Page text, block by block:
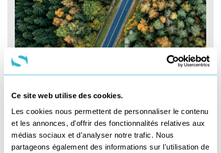
Ce site web utilise des cookies.
Les cookies nous permettent de personnaliser le contenu
et les annonces, d'offrir des fonctionnalités relatives aux
médias sociaux et d'analyser notre trafic. Nous
partageons également des informations sur l'utilisation de